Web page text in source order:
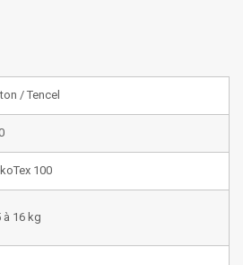
/ Tencel
100
à 16 kg